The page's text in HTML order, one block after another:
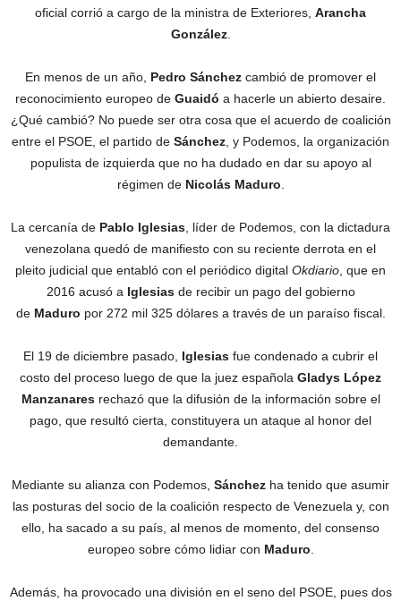
oficial corrió a cargo de la ministra de Exteriores, Arancha
González.
En menos de un año, Pedro Sánchez cambió de promover el
reconocimiento europeo de Guaidó a hacerle un abierto desaire.
¿Qué cambió? No puede ser otra cosa que el acuerdo de coalición
entre el PSOE, el partido de Sánchez , y Podemos, la organización
populista de izquierda que no ha dudado en dar su apoyo al
régimen de Nicolás Maduro
La cercanía de Pablo Iglesias , líder de Podemos, con la dictadura
venezolana quedó de manifiesto con su reciente derrota en el
pleito judicial que entabló con el periódico digital Okdiario , que en
2016 acusó a Iglesiasde recibir un pago del gobierno
de Maduro por 272 mil 325 dólares a través de un paraíso fiscal.
El 19 de diciembre pasado, Iglesias fue condenado a cubrir el
costo del proceso luego de que la juez española Gladys López
Manzanaresrechazó que la difusión de la información sobre el
pago, que resultó cierta, constituyera un ataque al honor del
demandante.
Mediante su alianza con Podemos, Sánchez ha tenido que asumir
las posturas del socio de la coalición respecto de Venezuela y, con
ello, ha sacado a su país, al menos de momento, del consenso
europeo sobre cómo lidiar con Maduro
Además, ha provocado una división en el seno del PSOE, pues dos